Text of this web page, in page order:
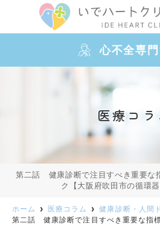
心不全専門
医療コラ
第二話 健康診断で注目すべき重要な
ク【大阪府吹田市の循環器
ホーム 医療コラム
健康診断・人間
第二話 健康診断で注目すべき重要な指